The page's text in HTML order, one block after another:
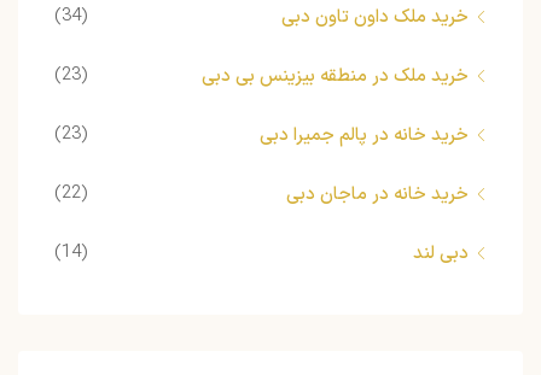
خرید ملک داون تاون دبی (34)
خرید ملک در منطقه بیزینس بی دبی (23)
خرید خانه در پالم جمیرا دبی (23)
خرید خانه در ماجان دبی (22)
دبی لند (14)